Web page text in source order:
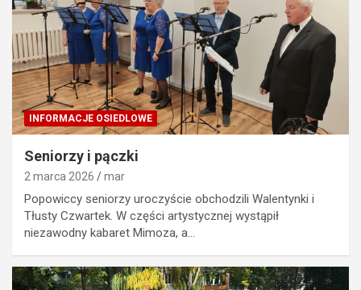
INFORMACJE OSIEDLOWE
Seniorzy i pączki
2 marca 2026 mar
Popowiccy seniorzy uroczyście obchodzili Walentynki i
Tłusty Czwartek. W części artystycznej wystąpił
niezawodny kabaret Mimoza, a…